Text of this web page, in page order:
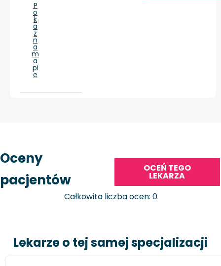
P
o
k
a
ż
n
a
m
a
pi
e
Oceny
pacjentów
OCEŃ TEGO
LEKARZA
Całkowita liczba ocen: 0
Lekarze o tej samej specjalizacji